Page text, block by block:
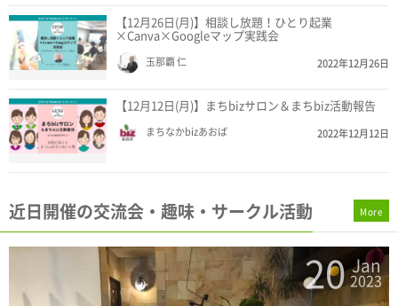
【12月26日(月)】相談し放題！ひとり起業
×Canva×Googleマップ実践会
玉那覇 仁 2022年12月26日
【12月12日(月)】まちbizサロン＆まちbiz活動報告
まちなかbizあおば 2022年12月12日
近日開催の交流会・趣味・サークル活動
19
More